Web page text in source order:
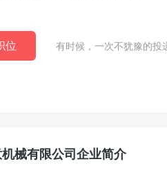
位 有时候，一次不犹豫的投
械有限公司企业简介